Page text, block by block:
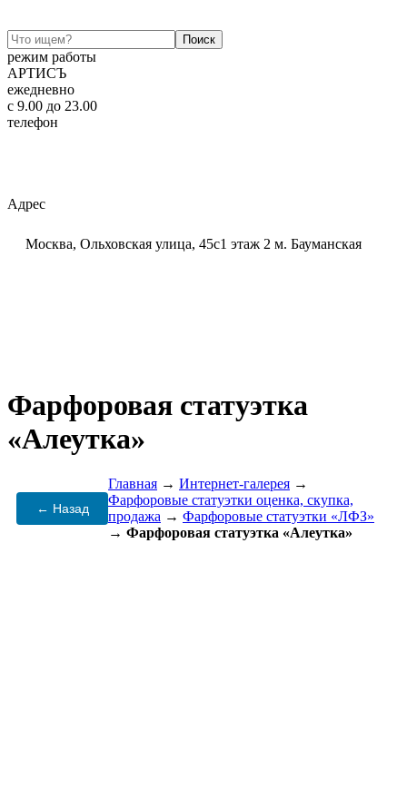
режим работы
АРТИСЪ
ежедневно
c 9.00 до 23.00
телефон
Адрес
Москва, Ольховская улица, 45с1 этаж 2 м. Бауманская
Фарфоровая статуэтка
«Алеутка»
← Назад
Главная → Интернет-галерея →
Фарфоровые статуэтки оценка, скупка,
продажа → Фарфоровые статуэтки «ЛФЗ»
→ Фарфоровая статуэтка «Алеутка»